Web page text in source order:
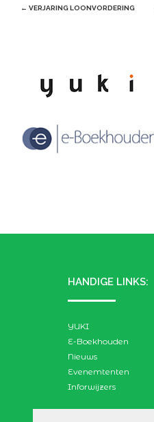
Post
← VERJARING LOONVORDERING
HANDIGE LINKS:
YUKI
E-Boekhouden
Nieuws
Evenemtenten
Inforwijzers